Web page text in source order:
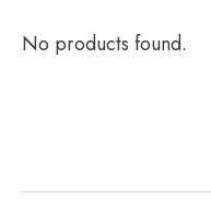
No products found.